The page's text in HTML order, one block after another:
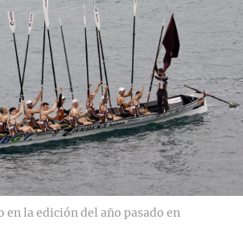
en la edición del año pasado en